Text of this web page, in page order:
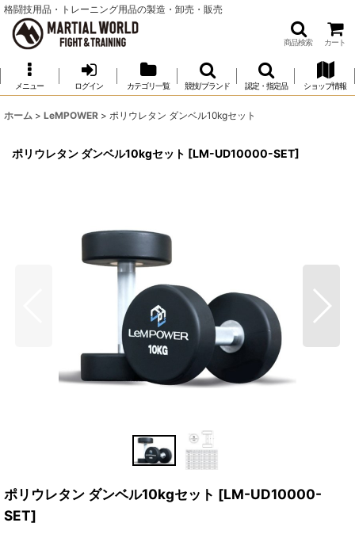
格闘技用品・トレーニング用品の製造・卸売・販売
商品検索 カート
メニュー ログイン カテゴリ一覧 競技/ブランド 認定・指定品 ショップ情報
ホーム > LeMPOWER > ポリウレタン ダンベル10kgセット
ポリウレタン ダンベル10kgセット [LM-UD10000-SET]
ポリウレタン ダンベル10kgセット [LM-UD10000-
SET]